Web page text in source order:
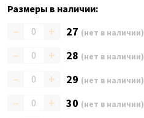
Размеры в наличии:
– + 27 (нет в наличии)
– + 28 (нет в наличии)
– + 29 (нет в наличии)
– + 30 (нет в наличии)